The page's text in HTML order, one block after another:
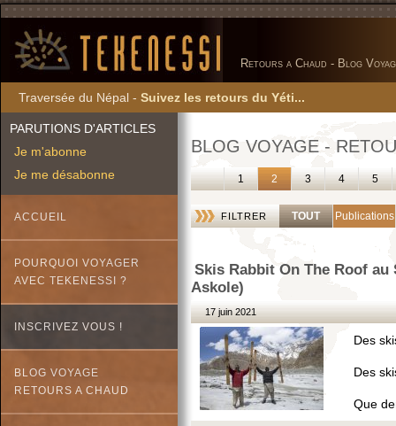
Retours a Chaud - Blog
Traversée du Népal - Suivez les retours du Yéti...
PARUTIONS D'ARTICLES
Je m'abonne
Je me désabonne
ACCUEIL
POURQUOI VOYAGER
AVEC TEKENESSI ?
INSCRIVEZ VOUS !
BLOG VOYAGE
RETOURS A CHAUD
BLOG VOYAGE -
1 2 3 4 5
FILTRER TOUT Publications
Skis Rabbit On The Roof
Askole)
17 juin 2021
Des
Des
Que